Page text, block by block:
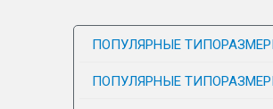
ПОПУЛЯРНЫЕ
ПОПУЛЯРНЫЕ